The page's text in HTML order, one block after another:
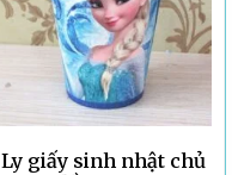
Ly giấy sinh nhật chủ